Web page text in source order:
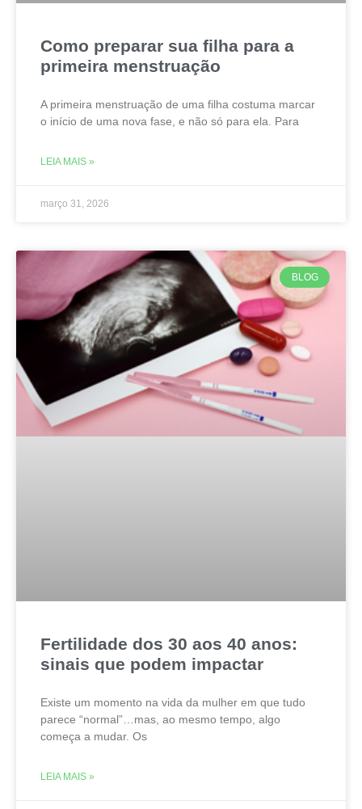
Como preparar sua filha para a
primeira menstruação
A primeira menstruação de uma filha costuma marcar
o início de uma nova fase, e não só para ela. Para
LEIA MAIS »
março 31, 2026
BLOG
Fertilidade dos 30 aos 40 anos:
sinais que podem impactar
Existe um momento na vida da mulher em que tudo
parece “normal”…mas, ao mesmo tempo, algo
começa a mudar. Os
LEIA MAIS »